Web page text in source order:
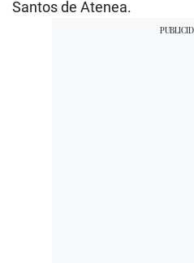
Santos de Atenea.